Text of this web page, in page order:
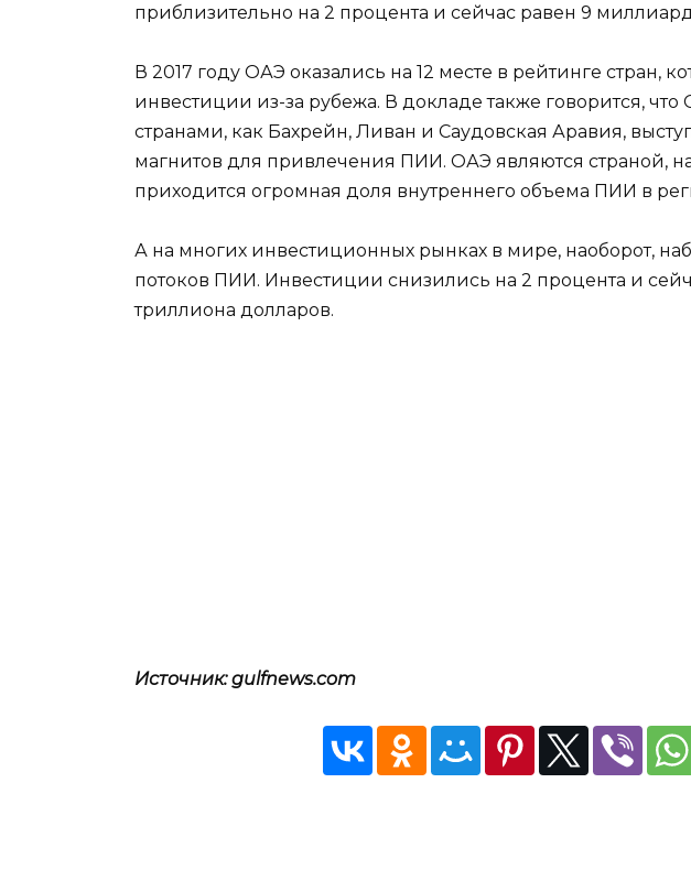
приблизительно на 2 процента и сейчас равен 9
В 2017 году ОАЭ оказались на 12 месте в рейтинге стран,
инвестиции из-за рубежа. В докладе также говорится,
странами, как Бахрейн, Ливан и Саудовская Аравия,
магнитов для привлечения ПИИ. ОАЭ являются страной,
приходится огромная доля внутреннего объема ПИИ в
А на многих инвестиционных рынках в мире, наоборот,
потоков ПИИ. Инвестиции снизились на 2 процента и
триллиона долларов.
Источник: gulfnews.com